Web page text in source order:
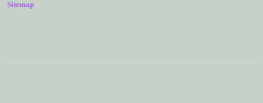
Sitemap